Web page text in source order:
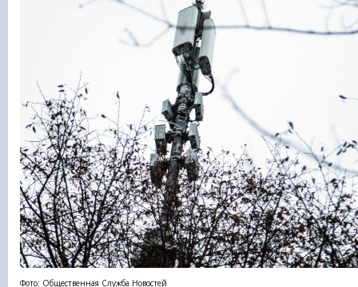
Фото: Общественная Служба Новостей